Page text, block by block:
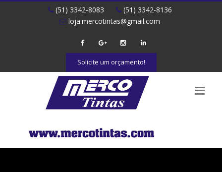
(51) 3342-8083
(51) 3342-8136
loja.mercotintas@gmail.com
Solicite um orçamento!